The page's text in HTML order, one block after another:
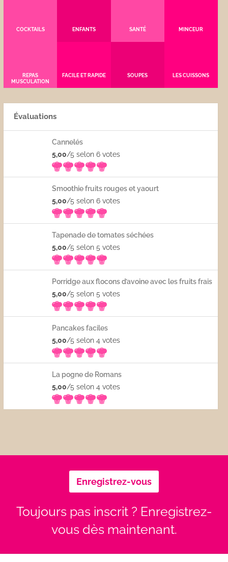
COCKTAILS ENFANTS SANTÉ MINCEUR
REPAS
MUSCULATION
FACILE ET RAPIDE SOUPES LES CUISSONS
Évaluations
Cannelés
5,00/5 selon 6votes
Smoothie fruits rouges et yaourt
5,00/5 selon 6votes
Tapenade de tomates séchées
5,00/5 selon 5votes
Porridge aux flocons d’avoine avec les fruits frais
5,00/5 selon 5votes
Pancakes faciles
5,00/5 selon 4votes
La pogne de Romans
5,00/5 selon 4votes
Enregistrez-vous
Toujours pas inscrit ? Enregistrez-
vous dès maintenant.